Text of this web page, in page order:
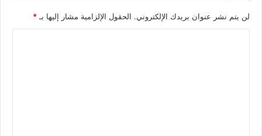
لن يتم نشر عنوان بريدك الإلكتروني. الحقول الإلزامية مشار إليها بـ *